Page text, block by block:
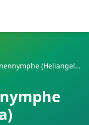
Veilchen-Sonnennymphe (Heliangelus viola)